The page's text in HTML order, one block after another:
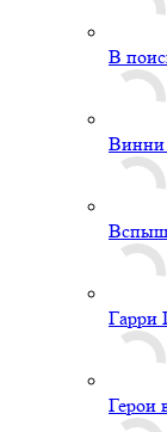
В
Вспыш
Гарри
Герои